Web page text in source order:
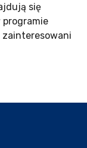
się
zainteresowani